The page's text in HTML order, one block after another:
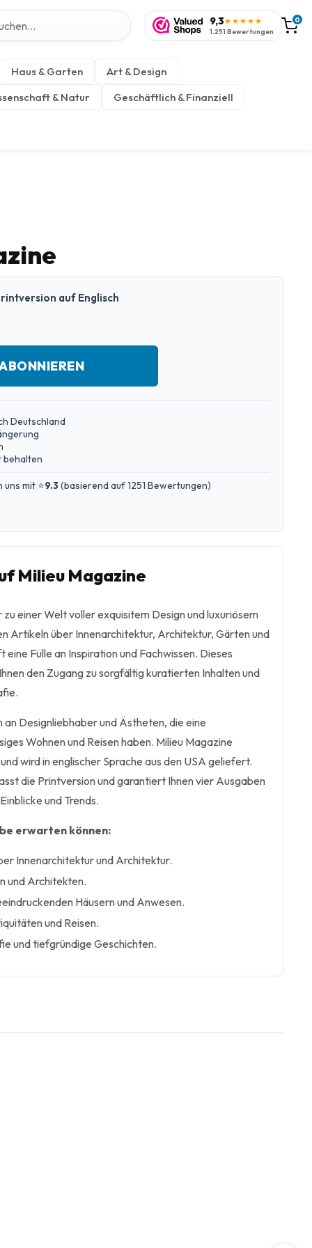
9,3★★★★★
1.251 Bewertungen
0
Haus & Garten
Art & Design
& Natur
Geschäftlich & Finanziell
auf Englisch
Deutschland
behalten
mit ⭐9.3(basierend auf 1251 Bewertungen)
Milieu Magazine
zu einer Welt voller exquisitem Design und luxuriösem
Artikeln über Innenarchitektur, Architektur, Gärten und
Fülle an Inspiration und Fachwissen. Dieses
den Zugang zu sorgfältig kuratierten Inhalten und
Designliebhaber und Ästheten, die eine
Wohnen und Reisen haben. Milieu Magazine
wird in englischer Sprache aus den USA geliefert.
die Printversion und garantiert Ihnen vier Ausgaben
und Trends.
erwarten können:
Innenarchitektur und Architektur.
und Architekten.
Häusern und Anwesen.
und Reisen.
und tiefgründige Geschichten.